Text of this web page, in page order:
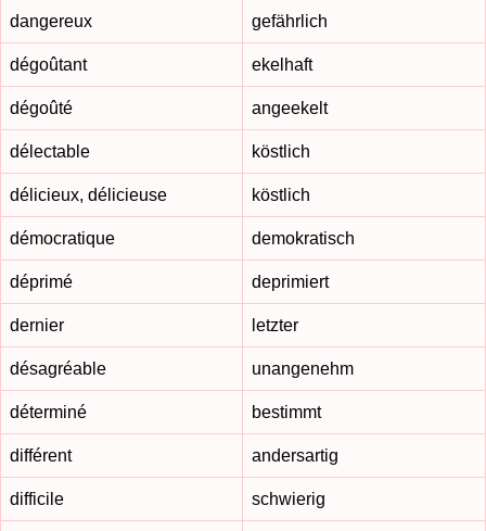
dangereux gefährlich
dégoûtant ekelhaft
dégoûté angeekelt
délectable köstlich
délicieux, délicieuse köstlich
démocratique demokratisch
déprimé deprimiert
dernier letzter
désagréable unangenehm
déterminé bestimmt
différent andersartig
difficile schwierig